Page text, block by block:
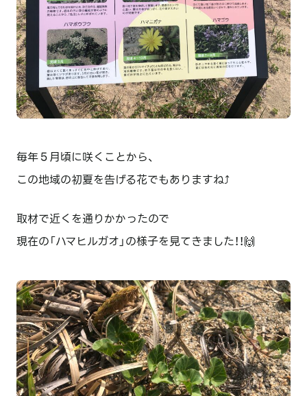
毎年５月頃に咲くことから、
この地域の初夏を告げる花でもありますね⤴️
取材で近くを通りかかったので
現在の「ハマヒルガオ」の様子を見てきました！！🙌